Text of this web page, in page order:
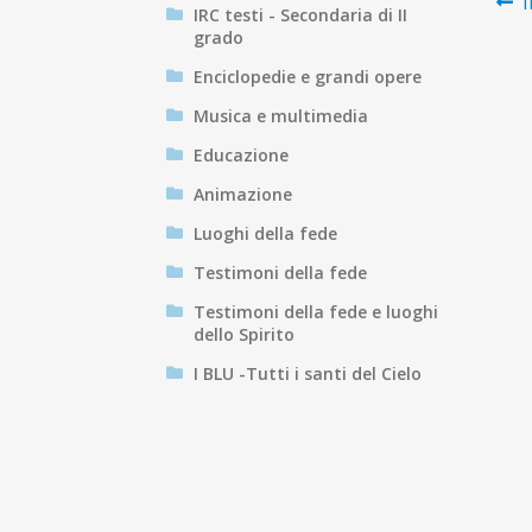
IRC testi - Secondaria di II
grado
Enciclopedie e grandi opere
Musica e multimedia
Educazione
Animazione
Luoghi della fede
Testimoni della fede
Testimoni della fede e luoghi
dello Spirito
I BLU -Tutti i santi del Cielo